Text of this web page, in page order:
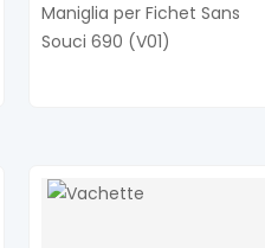
Maniglia per Fichet Sans
Souci 690 (V01)